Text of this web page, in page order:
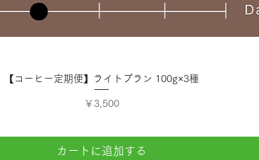
【コーヒー定期便】ライトプラン 100g×3種
価格
￥3,500
カートに追加する